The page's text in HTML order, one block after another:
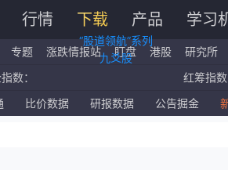
行情 下载 产品 学习
“股道领航”系列
九爻股
专题 涨跌情报站 盯盘 港股 研究所
数：
红筹指数
：
道琼斯
比价数据 研报数据 公告掘金